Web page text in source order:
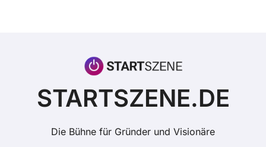
STARTSZENE.DE
Die Bühne für Gründer und Visionäre